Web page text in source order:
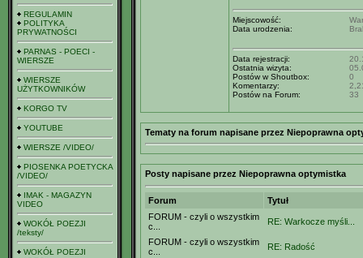
REGULAMIN
POLITYKA
PRYWATNOŚCI
PARNAS - POECI -
WIERSZE
WIERSZE
UŻYTKOWNIKÓW
KORGO TV
YOUTUBE
WIERSZE /VIDEO/
PIOSENKA POETYCKA
/VIDEO/
IMAK - MAGAZYN
VIDEO
WOKÓŁ POEZJI
/teksty/
WOKÓŁ POEZJI
Miejscowość:
Data urodzenia:
Data rejestracji:
Ostatnia wizyta:
Postów w Shoutbox:
0
Komentarzy:
Postów na Forum:
33
Tematy na forum napisane przez Niepoprawna
Posty napisane przez Niepoprawna optymistka
Forum
Tytuł
FORUM - czyli o wszystkim
c...
RE: Warkocze myśli...
FORUM - czyli o wszystkim
c...
RE: Radość